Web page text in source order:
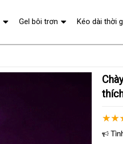
Chày rung Leten Lightning sạc pin siêu mạnh kích
Gel bôi trơn Kéo dài thời